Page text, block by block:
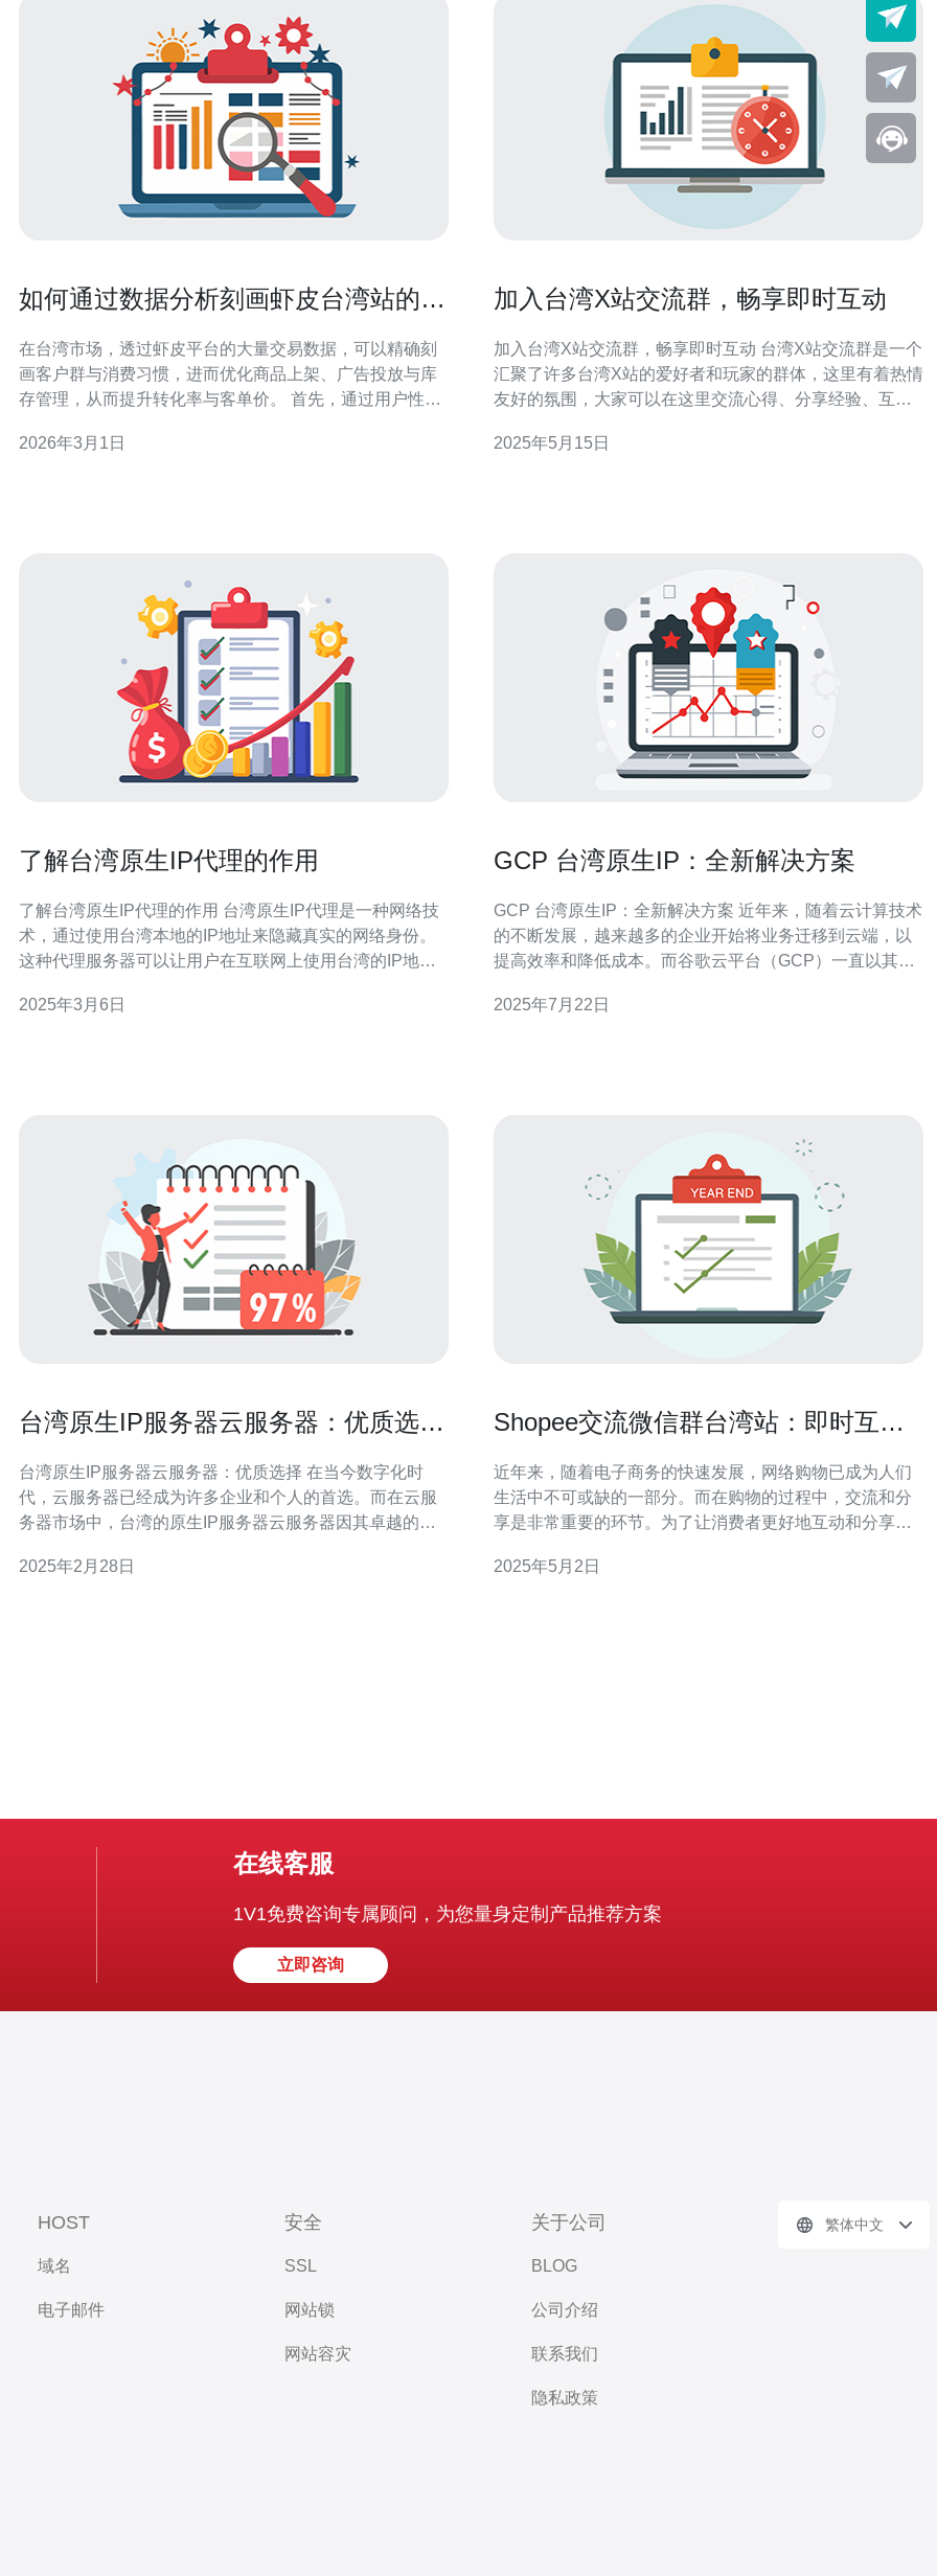
如何通过数据分析刻画虾皮台湾站的客
在台湾市场，透过虾皮平台的大量交易数据，可以精确刻
画客户群与消费习惯，进而优化商品上架、广告投放与库
存管理，从而提升转化率与客单价。 首先，通过用户性
度分群，能发现高频购买者多集中在20-40岁、以手机端下
2026年3月1日
加入台湾X站交流群，畅享即时互动
加入台湾X站交流群，畅享即时互动 台湾X站交流群是一个
汇聚了许多台湾X站的爱好者和玩家的群体，这里有着热情
友好的氛围，大家可以在这里交流心得、分享经验、互相
讯和活动，与同好们一起玩乐，畅享即时互动。 加入台湾
2025年5月15日
了解台湾原生IP代理的作用
了解台湾原生IP代理的作用 台湾原生IP代理是一种网络技
术，通过使用台湾本地的IP地址来隐藏真实的网络身份。
这种代理服务器可以让用户在互联网上使用台湾的IP地址
问速度 使用台湾原生IP代理可以提高访问国内网站的速
2025年3月6日
GCP 台湾原生IP：全新解决方案
GCP 台湾原生IP：全新解决方案 近年来，随着云计算技术
的不断发展，越来越多的企业开始将业务迁移到云端，以
提高效率和降低成本。而谷歌云平台（GCP）一直以其强
提供了台湾原生IP的全新解决方案，为用户带来更佳的网
2025年7月22日
台湾原生IP服务器云服务器：优质选
台湾原生IP服务器云服务器：优质选择 在当今数字化时
代，云服务器已经成为许多企业和个人的首选。而在云服
务器市场中，台湾的原生IP服务器云服务器因其卓越的性
服务器的最大特点就是其拥有独立的原生IP地址。相比起
2025年2月28日
Shopee交流微信群台湾站：即时互
近年来，随着电子商务的快速发展，网络购物已成为人们
生活中不可或缺的一部分。而在购物的过程中，交流和分
享是非常重要的环节。为了让消费者更好地互动和分享购
时互动的平台。 Shopee交流微信群台湾站通过微信群的
2025年5月2日
在线客服
1V1免费咨询专属顾问，为您量身定制产品推荐方案
立即咨询
HOST
域名
电子邮件
安全
SSL
网站锁
网站容灾
关于公司
BLOG
公司介绍
联系我们
隐私政策
繁体中文